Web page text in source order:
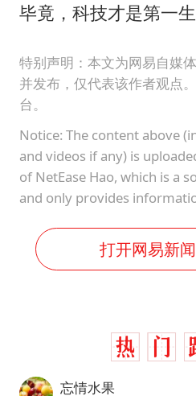
毕竟，科技才是第一生
特别声明：本文为网易自媒
并发布，仅代表该作者观点
台。
Notice: The content above
and videos if any) is
of NetEase Hao, which is a
and only provides
打开网易新
忘情水果